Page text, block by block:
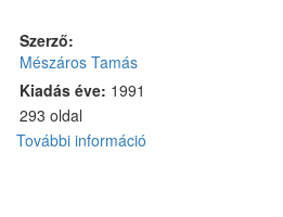
Szerző:
Mészáros Tamás
Kiadás éve: 1991
293 oldal
További információ